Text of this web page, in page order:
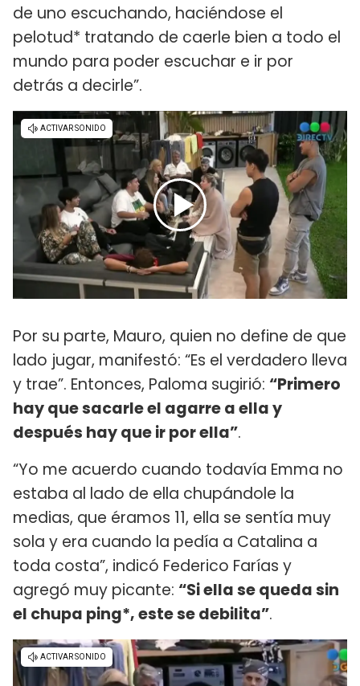
de uno escuchando, haciéndose el
pelotud* tratando de caerle bien a todo el
mundo para poder escuchar e ir por
detrás a decirle”.
Por su parte, Mauro, quien no define de que
lado jugar, manifestó: “Es el verdadero lleva
y trae”. Entonces, Paloma sugirió: “Primero
hay que sacarle el agarre a ella y
después hay que ir por ella”.
“Yo me acuerdo cuando todavía Emma no
estaba al lado de ella chupándole la
medias, que éramos 11, ella se sentía muy
sola y era cuando la pedía a Catalina a
toda costa”, indicó Federico Farías y
agregó muy picante: “Si ella se queda sin
el chupa ping*, este se debilita”.